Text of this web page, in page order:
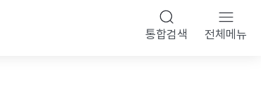
통합검색 전체메뉴